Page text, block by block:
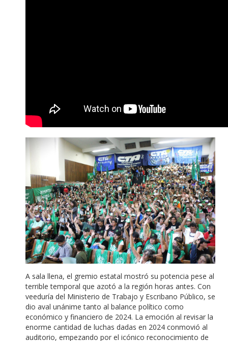
A sala llena, el gremio estatal mostró su potencia pese al
terrible temporal que azotó a la región horas antes. Con
veeduría del Ministerio de Trabajo y Escribano Público, se
dio aval unánime tanto al balance político como
económico y financiero de 2024. La emoción al revisar la
enorme cantidad de luchas dadas en 2024 conmovió al
auditorio, empezando por el icónico reconocimiento de